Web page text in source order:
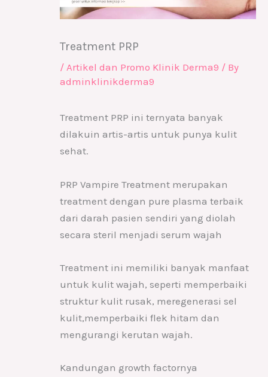
Treatment PRP
/ Artikel dan Promo Klinik Derma9 / By
adminklinikderma9
Treatment PRP ini ternyata banyak
dilakuin artis-artis untuk punya kulit
sehat.
PRP Vampire Treatment merupakan
treatment dengan pure plasma terbaik
dari darah pasien sendiri yang diolah
secara steril menjadi serum wajah
Treatment ini memiliki banyak manfaat
untuk kulit wajah, seperti memperbaiki
struktur kulit rusak, meregenerasi sel
kulit,memperbaiki flek hitam dan
mengurangi kerutan wajah.
Kandungan growth factornya